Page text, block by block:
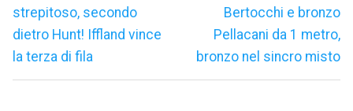
strepitoso, secondo
dietro Hunt! Iffland vince
la terza di fila
Bertocchi e bronzo
Pellacani da 1 metro,
bronzo nel sincro misto